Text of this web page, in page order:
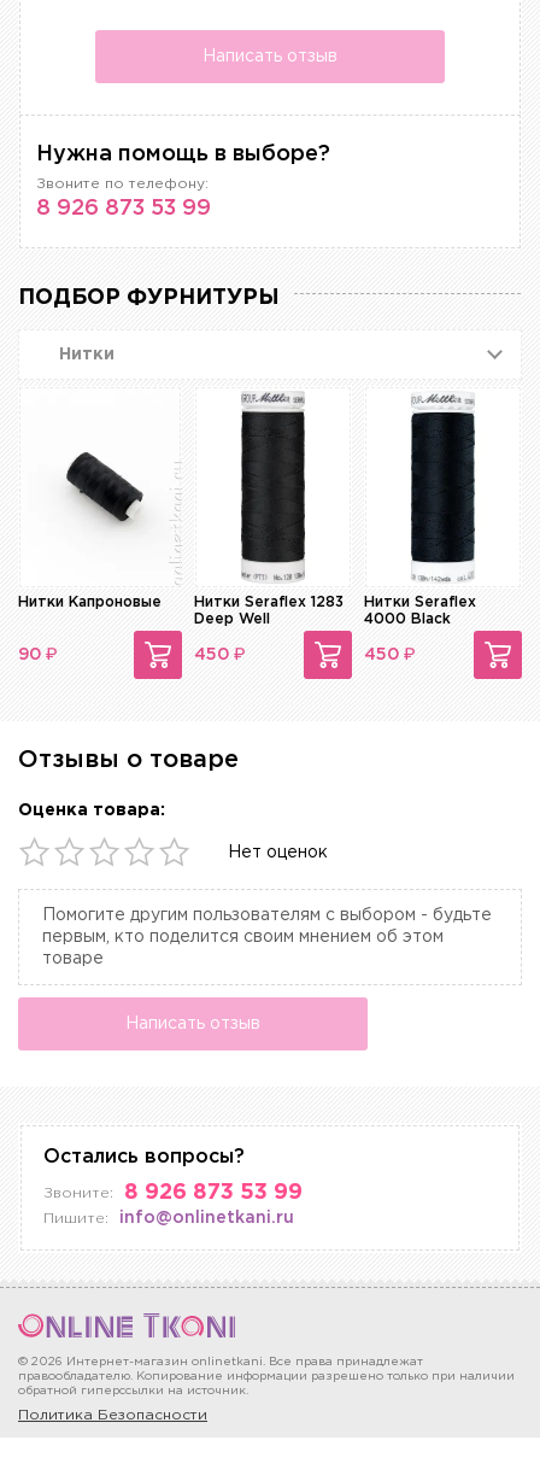
Написать отзыв
Нужна помощь в выборе?
Звоните по телефону:
8 926 873 53 99
ПОДБОР ФУРНИТУРЫ
Нитки
Нитки Капроновые
90 ₽
Нитки Seraflex 1283
Deep Well
450 ₽
Нитки Seraflex
4000 Black
450 ₽
Отзывы о товаре
Оценка товара:
Нет оценок
Помогите другим пользователям с выбором - будьте
первым, кто поделится своим мнением об этом
товаре
Написать отзыв
Остались вопросы?
Звоните: 8 926 873 53 99
Пишите: info@onlinetkani.ru
© 2026 Интернет-магазин onlinetkani. Все права принадлежат
правообладателю. Копирование информации разрешено только при наличии
обратной гиперссылки на источник.
Политика Безопасности